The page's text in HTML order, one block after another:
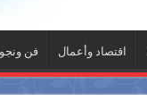
اقتصاد وأعمال فن